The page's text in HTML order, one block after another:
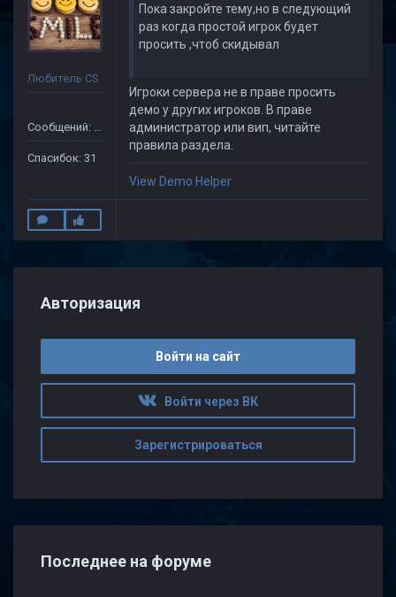
Любитель CS
Сообщений: 75
Спасибок: 31
Пока закройте тему,но в следующий
раз когда простой игрок будет
просить ,чтоб скидывал
Игроки сервера не в праве просить
демо у других игроков. В праве
администратор или вип, читайте
правила раздела.
View Demo Helper
Авторизация
Войти на сайт
Войти через ВК
Зарегистрироваться
Последнее на форуме